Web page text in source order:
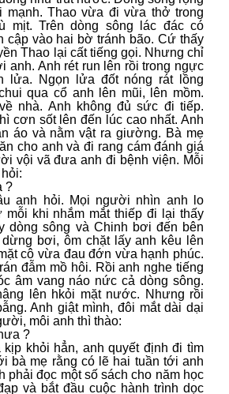
mạnh. Thao vừa đi vừa thở trong
mịt. Trên dòng sông lác đác có
cập vào hai bờ tránh bão. Cứ thấy
Thao lại cất tiếng gọi. Nhưng chỉ
anh. Anh rét run lên rồi trong ngực
lửa. Ngọn lửa đốt nóng rát lồng
qua cổ anh lên mũi, lên mồm.
nhà. Anh không đủ sức đi tiếp.
cơn sốt lên đến lúc cao nhất. Anh
áo và nằm vật ra giường. Bà mẹ
cho anh và đi rang cám đánh giá
vội vã đưa anh đi bệnh viện. Mỗi
?
anh hỏi. Mọi người nhìn anh lo
mỗi khi nhắm mắt thiếp đi lại thấy
dòng sông và Chinh bơi đến bên
bơi, ôm chặt lấy anh kêu lên
cô vừa đau đớn vừa hạnh phúc.
đẫm mồ hôi. Rồi anh nghe tiếng
âm vang náo nức cả dòng sông.
lên hkỏi mặt nước. Nhưng rồi
Anh giật mình, đôi mắt dài dại
môi anh thì thào:
?
khỏi hẳn, anh quyết định đi tìm
bà mẹ rằng có lẽ hai tuần tới anh
phải đọc một số sách cho năm học
và bắt đầu cuộc hành trình dọc